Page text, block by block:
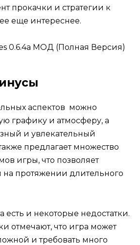
прокачки и стратегии к
еще интереснее.
аспектов можно
графику и атмосферу, а
и увлекательный
предлагает множество
игры, что позволяет
на протяжении длительного
есть и некоторые недостатки.
отмечают, что игра может
и требовать много